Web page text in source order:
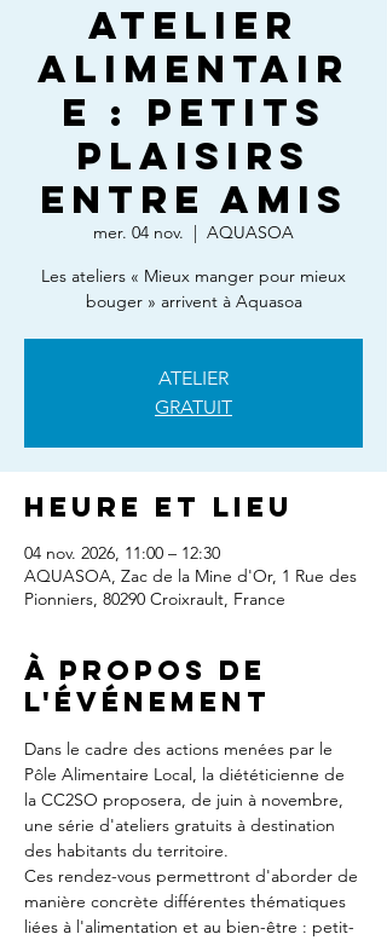
Atelier
alimentair
e : Petits
plaisirs
entre amis
mer. 04 nov.
  |
AQUASOA
Les ateliers « Mieux manger pour mieux
bouger » arrivent à Aquasoa
ATELIER
GRATUIT
Heure et lieu
04 nov. 2026, 11:00 – 12:30
AQUASOA, Zac de la Mine d'Or, 1 Rue des
Pionniers, 80290 Croixrault, France
À propos de
l'événement
Dans le cadre des actions menées par le
Pôle Alimentaire Local, la diététicienne de
la CC2SO proposera, de juin à novembre,
une série d'ateliers gratuits à destination
des habitants du territoire.
Ces rendez-vous permettront d'aborder de
manière concrète différentes thématiques
liées à l'alimentation et au bien-être : petit-